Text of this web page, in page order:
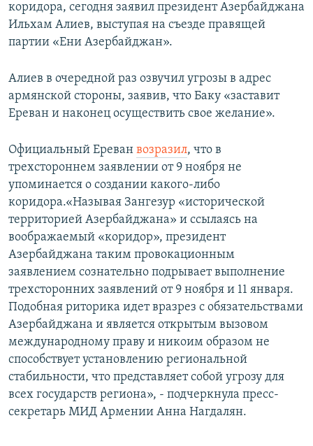
коридора, сегодня заявил президент Азербайджана
Ильхам Алиев, выступая на съезде правящей
партии «Ени Азербайджан».
Алиев в очередной раз озвучил угрозы в адрес
армянской стороны, заявив, что Баку «заставит
Ереван и наконец осуществить свое желание».
Официальный Ереван возразил, что в
трехстороннем заявлении от 9 ноября не
упоминается о создании какого-либо
коридора.«Называя Зангезур «исторической
территорией Азербайджана» и ссылаясь на
воображаемый «коридор», президент
Азербайджана таким провокационным
заявлением сознательно подрывает выполнение
трехсторонних заявлений от 9 ноября и 11 января.
Подобная риторика идет вразрез с обязательствами
Азербайджана и является открытым вызовом
международному праву и никоим образом не
способствует установлению региональной
стабильности, что представляет собой угрозу для
всех государств региона», - подчеркнула пресс-
секретарь МИД Армении Анна Нагдалян.